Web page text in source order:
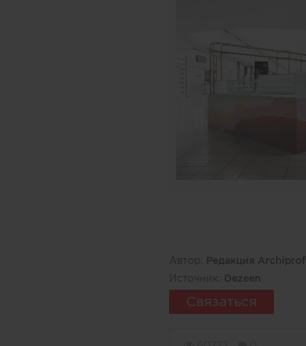
Автор: Редакция Archiprofi
Источник:
Dezeen
Связаться